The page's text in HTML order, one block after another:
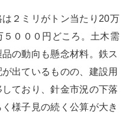
２ミリがトン当たり20万
５０００円どころ。土木需
の動向も懸念材料。鉄ス
出ているものの、建設用
ており、針金市況の下落
様子見の続く公算が大き